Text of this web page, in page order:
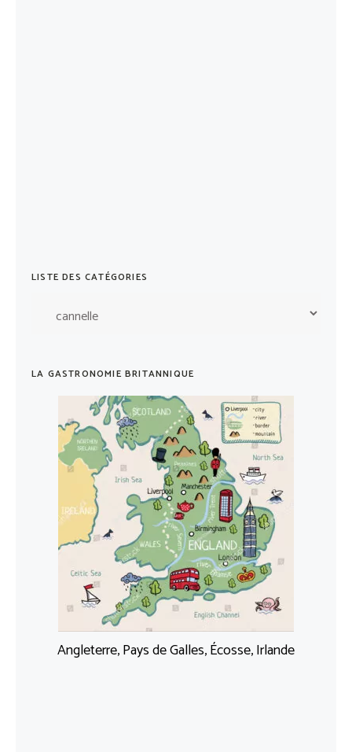
LISTE DES CATÉGORIES
catégories
LA GASTRONOMIE BRITANNIQUE
Angleterre, Pays de Galles, Écosse, Irlande